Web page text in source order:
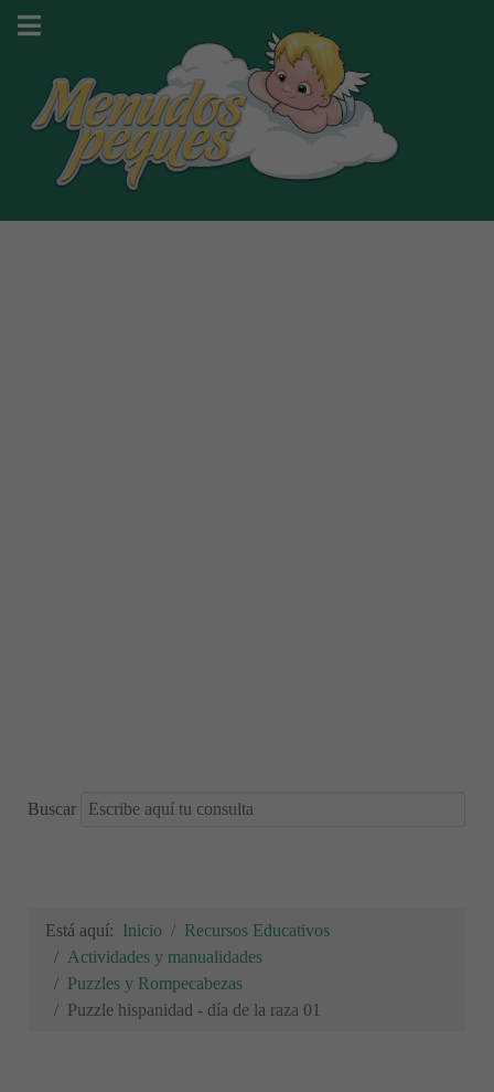
Buscar
Está aquí: Inicio
Recursos Educativos
Actividades y manualidades
Puzzles y Rompecabezas
Puzzle hispanidad - día de la raza 01